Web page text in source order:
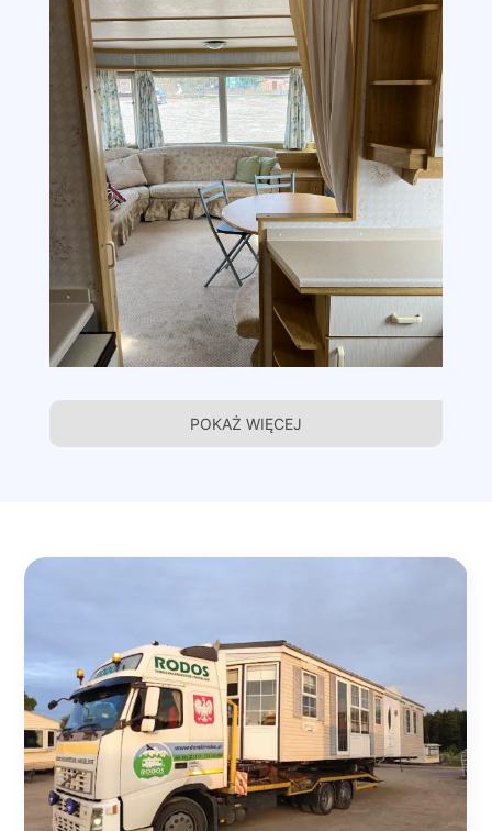
POKAŻ WIĘCEJ